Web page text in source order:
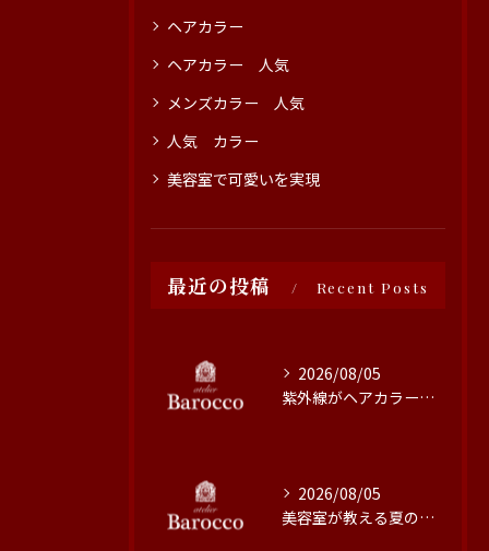
ヘアカラー
ヘアカラー 人気
メンズカラー 人気
人気 カラー
美容室で可愛いを実現
最近の投稿 Recent Posts
2026/08/05
紫外線がヘアカラーに与える影響と対策
2026/08/05
美容室が教える夏の最旬ヘアカラー技術